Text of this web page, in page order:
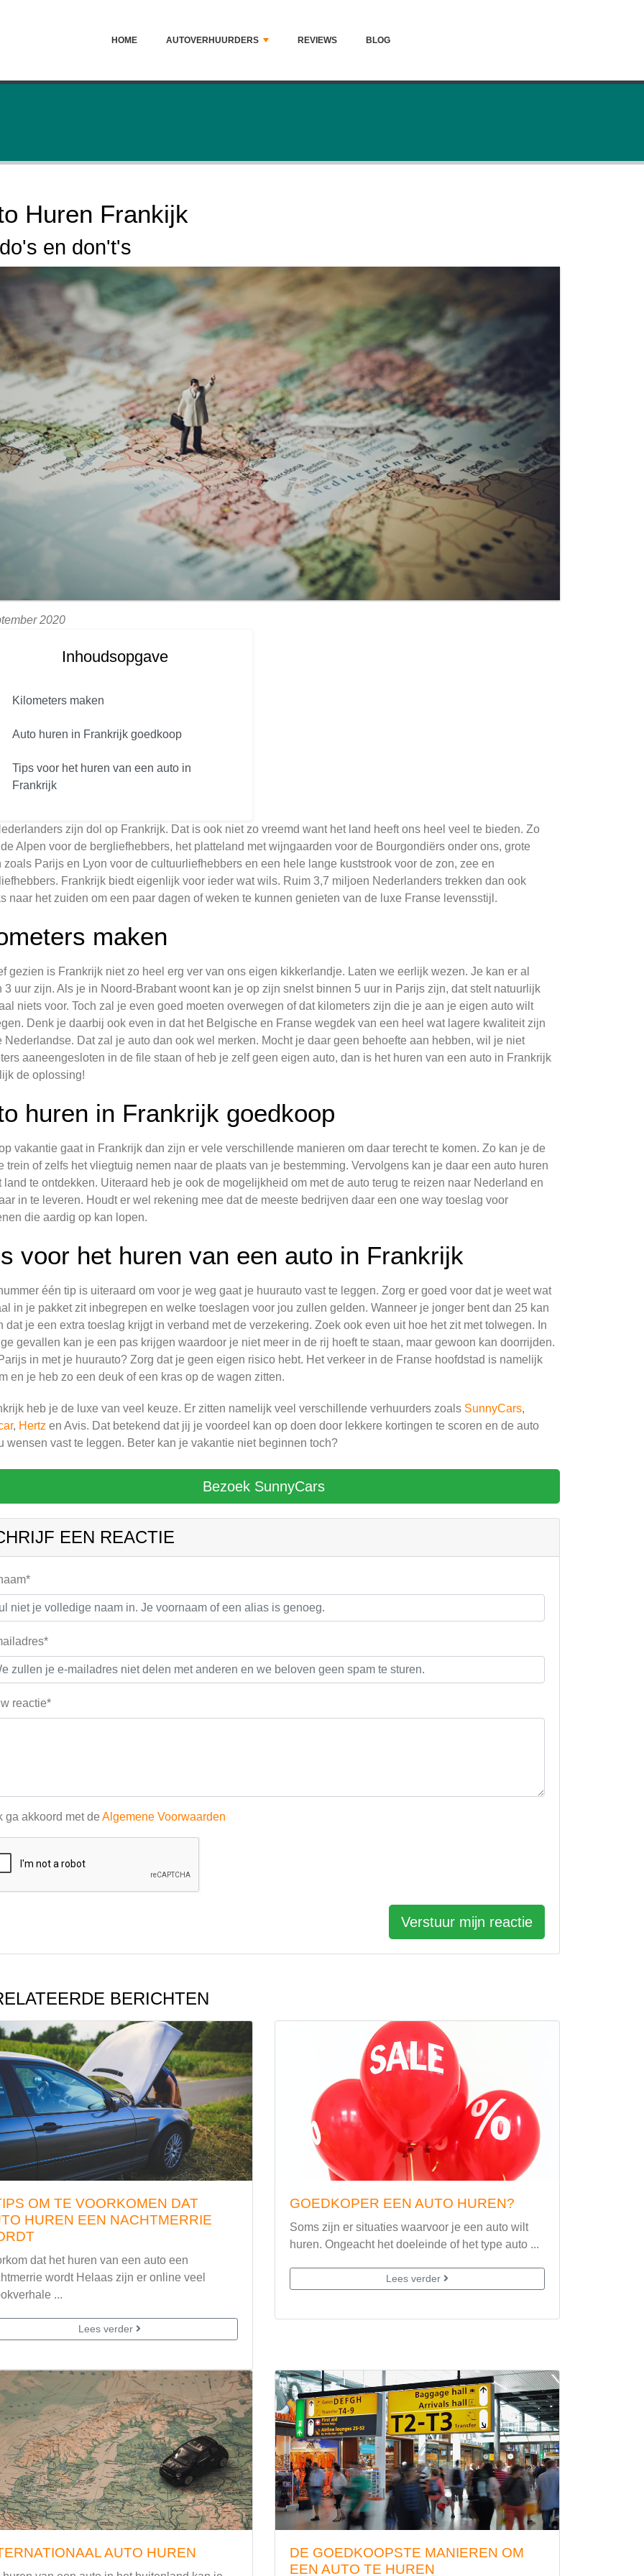
HOME AUTOVERHUURDERS REVIEWS BLOG
Huren Frankijk
en don't's
2020
Inhoudsopgave
Kilometers maken
Auto huren in Frankrijk goedkoop
Tips voor het huren van een auto in
Frankrijk
zijn dol op Frankrijk. Dat is ook niet zo vreemd want het land heeft ons heel veel te bieden. Zo
Alpen voor de bergliefhebbers, het platteland met wijngaarden voor de Bourgondiërs onder ons, grote
zoals Parijs en Lyon voor de cultuurliefhebbers en een hele lange kuststrook voor de zon, zee en
Frankrijk biedt eigenlijk voor ieder wat wils. Ruim 3,7 miljoen Nederlanders trekken dan ook
naar het zuiden om een paar dagen of weken te kunnen genieten van de luxe Franse levensstijl.
maken
gezien is Frankrijk niet zo heel erg ver van ons eigen kikkerlandje. Laten we eerlijk wezen. Je kan er al
3 uur zijn. Als je in Noord-Brabant woont kan je op zijn snelst binnen 5 uur in Parijs zijn, dat stelt natuurlijk
niets voor. Toch zal je even goed moeten overwegen of dat kilometers zijn die je aan je eigen auto wilt
Denk je daarbij ook even in dat het Belgische en Franse wegdek van een heel wat lagere kwaliteit zijn
Nederlandse. Dat zal je auto dan ook wel merken. Mocht je daar geen behoefte aan hebben, wil je niet
aaneengesloten in de file staan of heb je zelf geen eigen auto, dan is het huren van een auto in Frankrijk
de oplossing!
huren in Frankrijk goedkoop
vakantie gaat in Frankrijk dan zijn er vele verschillende manieren om daar terecht te komen. Zo kan je de
trein of zelfs het vliegtuig nemen naar de plaats van je bestemming. Vervolgens kan je daar een auto huren
land te ontdekken. Uiteraard heb je ook de mogelijkheid om met de auto terug te reizen naar Nederland en
in te leveren. Houdt er wel rekening mee dat de meeste bedrijven daar een one way toeslag voor
die aardig op kan lopen.
voor het huren van een auto in Frankrijk
één tip is uiteraard om voor je weg gaat je huurauto vast te leggen. Zorg er goed voor dat je weet wat
in je pakket zit inbegrepen en welke toeslagen voor jou zullen gelden. Wanneer je jonger bent dan 25 kan
dat je een extra toeslag krijgt in verband met de verzekering. Zoek ook even uit hoe het zit met tolwegen. In
gevallen kan je een pas krijgen waardoor je niet meer in de rij hoeft te staan, maar gewoon kan doorrijden.
in met je huurauto? Zorg dat je geen eigen risico hebt. Het verkeer in de Franse hoofdstad is namelijk
en je heb zo een deuk of een kras op de wagen zitten.
heb je de luxe van veel keuze. Er zitten namelijk veel verschillende verhuurders zoals SunnyCars,
, Hertz en Avis. Dat betekend dat jij je voordeel kan op doen door lekkere kortingen te scoren en de auto
wensen vast te leggen. Beter kan je vakantie niet beginnen toch?
Bezoek SunnyCars
EEN REACTIE
reactie*
ga akkoord met de Algemene Voorwaarden
Verstuur mijn reactie
BERICHTEN
OM TE VOORKOMEN DAT
HUREN EEN NACHTMERRIE
dat het huren van een auto een
wordt Helaas zijn er online veel
...
Lees verder
GOEDKOPER EEN AUTO HUREN?
Soms zijn er situaties waarvoor je een auto wilt
huren. Ongeacht het doeleinde of het type auto ...
Lees verder
AUTO HUREN
DE GOEDKOOPSTE MANIEREN OM
EEN AUTO TE HUREN